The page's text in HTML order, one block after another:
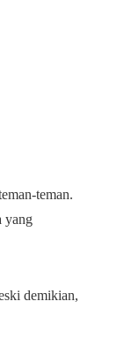
teman.
yang
demikian,